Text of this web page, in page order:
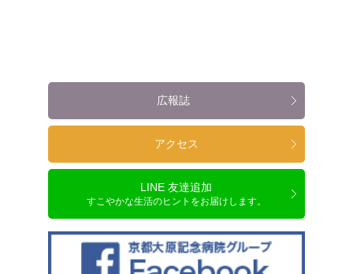
広報誌
アクセス
LINE 友達追加
すこやかな生活のヒントをお届けします。